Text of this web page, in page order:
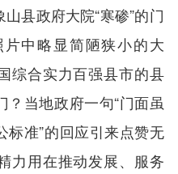
县政府大院“寒碜”的门
中略显简陋狭小的大
综合实力百强县市的县
当地政府一句“门面虽
标准”的回应引来点赞无
力用在推动发展、服务